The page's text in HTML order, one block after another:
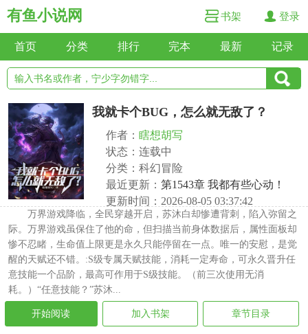
有鱼小说网 书架 登录
首页 分类 排行 完本 最新 记录
我就卡个BUG，怎么就无敌了？
作者： 瞎想胡写
状态：连载中
分类：科幻冒险
最近更新： 第1543章 我都有些心动！
更新时间：2026-08-05 03:37:42
万界游戏降临，全民穿越开启，苏沐白却惨遭背刺，陷入弥留之
际。万界游戏虽保住了他的命，但扫描当前身体数据后，属性面板却
惨不忍睹，生命值上限更是永久只能停留在一点。唯一的安慰，是觉
醒的天赋还不错。:S级专属天赋技能，消耗一定寿命，可永久晋升任
意技能一个品阶，最高可作用于S级技能。（前三次使用无消
耗。）“任意技能？”苏沐...
开始阅读 加入书架 章节目录